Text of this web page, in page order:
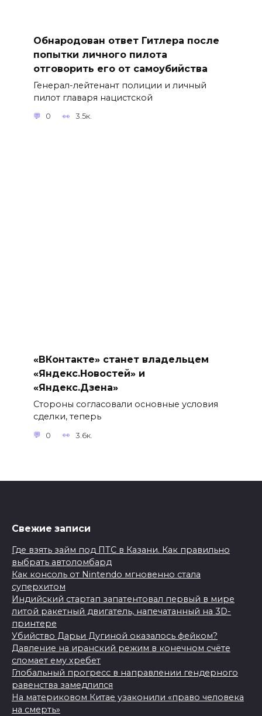
Обнародован ответ Гитлера после
попытки личного пилота
отговорить его от самоубийства
Генерал-лейтенант полиции и личный
пилот главаря нацистской
0 3.5к.
«ВКонтакте» станет владельцем
«Яндекс.Новостей» и
«Яндекс.Дзена»
Стороны согласовали основные условия
сделки, теперь
0 3.6к.
Свежие записи
Где взять займ под ПТС в Казани. Как правильно
выбрать автоломбард
Как консоль от Nintendo мгновенно стала
суперхитом
Индийский стартап запатентовал первый в мире
литой ракетный двигатель, напечатанный на 3D-
принтере
Убийство Дарьи Дугиной оказалось фейком?
Давление на иранский режим в конечном счёте
сломает ему хребет
Глобальный прогресс в направлении гендерного
равенства замедлился
На материковом Китае узаконили «право человека
на смерть»